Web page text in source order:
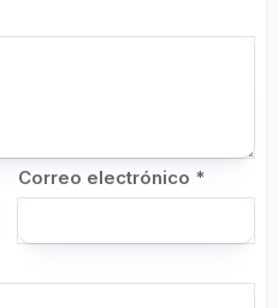
Correo electrónico *